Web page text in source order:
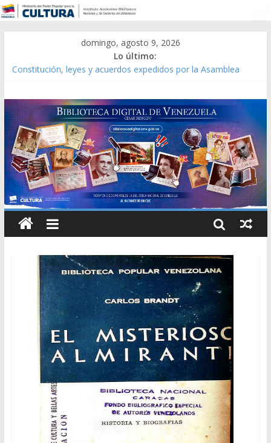
domingo, agosto 9, 2026
Lo último:
Constitución, leyes y acuerdos expedidos por la Asamblea
Modesta Bor Sánchez [material gráfico]
Gaceta Oficial de la República de Venezuela año CXXXIII Mes V,
Caracas 09 de marzo de 2006 N° 38.394
Catálogo temático de obras de Modesta Bor